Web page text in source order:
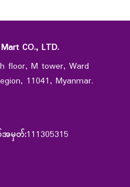
CO., LTD.
floor, M tower, Ward
11041, Myanmar.
အမှတ်:111305315